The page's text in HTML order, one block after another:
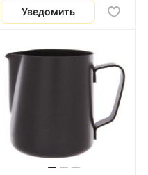
Уведомить